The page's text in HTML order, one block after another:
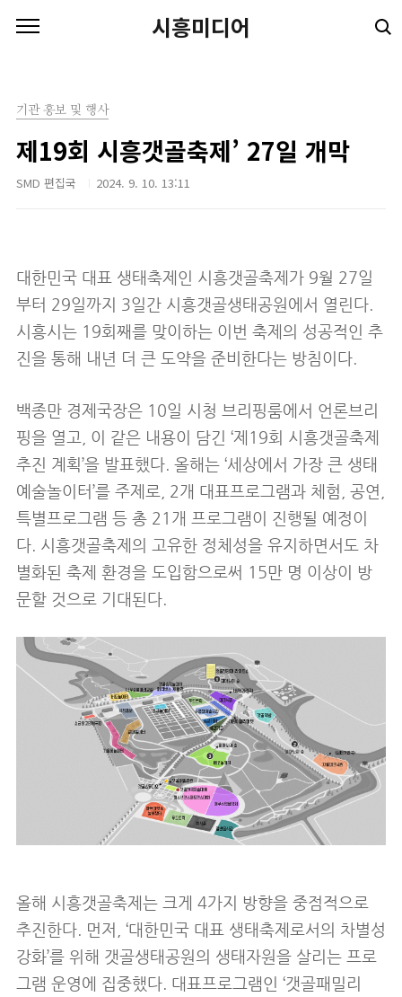
시흥미디어
기관 홍보 및 행사
제19회 시흥갯골축제’ 27일 개막
SMD 편집국 2024. 9. 10. 13:11
대한민국 대표 생태축제인 시흥갯골축제가 9월 27일
부터 29일까지 3일간 시흥갯골생태공원에서 열린다.
시흥시는 19회째를 맞이하는 이번 축제의 성공적인 추
진을 통해 내년 더 큰 도약을 준비한다는 방침이다.
백종만 경제국장은 10일 시청 브리핑룸에서 언론브리
핑을 열고, 이 같은 내용이 담긴 ‘제19회 시흥갯골축제
추진 계획’을 발표했다. 올해는 ‘세상에서 가장 큰 생태
예술놀이터’를 주제로, 2개 대표프로그램과 체험, 공연,
특별프로그램 등 총 21개 프로그램이 진행될 예정이
다. 시흥갯골축제의 고유한 정체성을 유지하면서도 차
별화된 축제 환경을 도입함으로써 15만 명 이상이 방
문할 것으로 기대된다.
올해 시흥갯골축제는 크게 4가지 방향을 중점적으로
추진한다. 먼저, ‘대한민국 대표 생태축제로서의 차별성
강화’를 위해 갯골생태공원의 생태자원을 살리는 프로
그램 운영에 집중했다. 대표프로그램인 ‘갯골패밀리